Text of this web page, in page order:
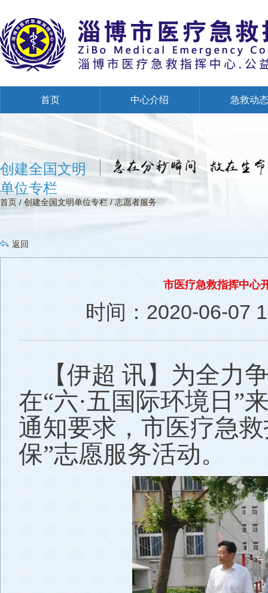
首页 中心介绍 急救动态
创建全国文明单位专栏
创建全国文明
单位专栏
首页 / 创建全国文明单位专栏 / 志愿者服务
返回
市医疗急救指挥中心
时间：2020-06-07
【伊超 讯】为全力
在“六·五国际环境日”
通知要求，市医疗急
保”志愿服务活动。